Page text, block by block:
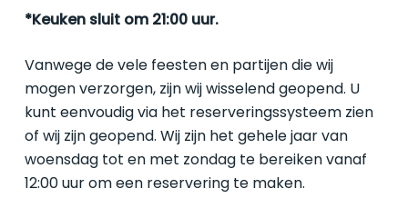
*Keuken sluit om 21:00 uur.
Vanwege de vele feesten en partijen die wij
mogen verzorgen, zijn wij wisselend geopend. U
kunt eenvoudig via het reserveringssysteem zien
of wij zijn geopend. Wij zijn het gehele jaar van
woensdag tot en met zondag te bereiken vanaf
12:00 uur om een reservering te maken.